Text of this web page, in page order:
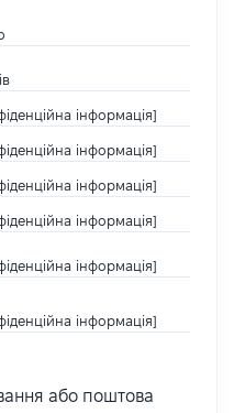
інформація]
інформація]
інформація]
інформація]
інформація]
інформація]
або поштова